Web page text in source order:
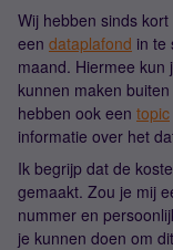
Wij hebben sinds
een dataplafond in te
maand. Hiermee kun
kunnen maken
hebben ook een topic
informatie over het
Ik begrijp dat de
gemaakt. Zou je mij
nummer en
je kunnen doen om